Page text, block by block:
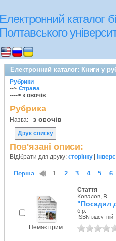
Електронний каталог
Полтавського
Електронний каталог: Книги у
Рубрики
--> Страва
----> з овочів
Рубрика
Назва: з овочів
Друк списку
Пов'язані описи:
Відібрати для друку: сторінку
Перша 1 2 3 4 5 6
Немає прим.
Стаття
Ковалев, В.
"Посадил
б.р.
ISBN відсутній